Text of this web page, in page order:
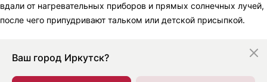
вдали от нагревательных приборов и прямых солнечных лучей,
после чего припудривают тальком или детской присыпкой.
Ваш город Иркутск?